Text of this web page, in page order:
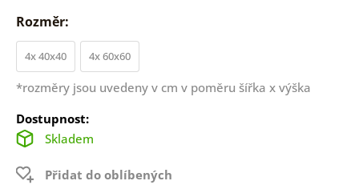
Rozměr:
4x 40x40 4x 60x60
*rozměry jsou uvedeny v cm v poměru šířka x výška
Dostupnost:
Skladem
Přidat do oblíbených